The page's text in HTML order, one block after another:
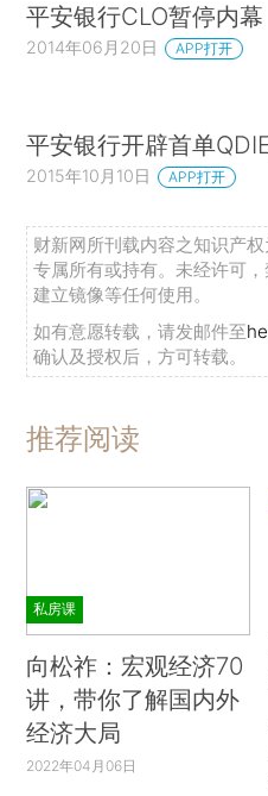
平安银行CLO暂停内幕
2014年06月20日 APP打开
平安银行开辟首单
2015年10月10日 APP打开
财新网所刊载内容之知识产
专属所有或持有。未经许可
建立镜像等任何使用。
如有意愿转载，请发邮件至
确认及授权后，方可转载。
推荐阅读
私房课
向松祚：宏观经济70
讲，带你了解国内外
经济大局
2022年04月06日